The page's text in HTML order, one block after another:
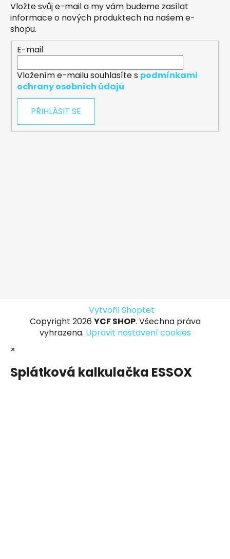
Vložte svůj e-mail a my vám budeme zasílat
informace o nových produktech na našem e-
shopu.
E-mail
Vložením e-mailu souhlasíte s podmínkami
ochrany osobních údajů
PŘIHLÁSIT SE
Vytvořil Shoptet
Copyright 2026 YCF SHOP. Všechna práva
vyhrazena. Upravit nastavení cookies
×
Splátková kalkulačka ESSOX